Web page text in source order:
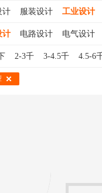
巴音郭楞 博尔塔拉
计 服装设计 工业设计
计 电路设计 电气设计
电子电路设计
2-3千 3-4.5千 4.5-6